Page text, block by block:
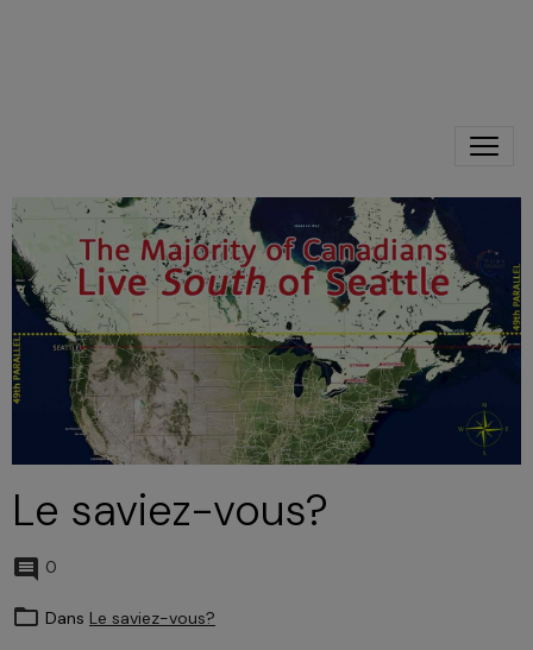
Le saviez-vous?
0
Dans Le saviez-vous?